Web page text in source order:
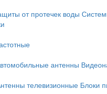
от протечек воды
антенны
телевизионные Блоки